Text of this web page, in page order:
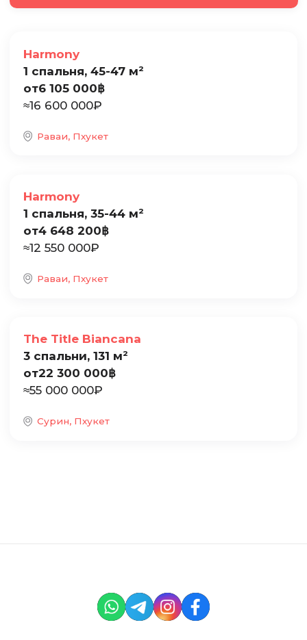
Harmony
1 спальня, 45-47 м²
от6 105 000฿
≈16 600 000₽
Раваи, Пхукет
Harmony
1 спальня, 35-44 м²
от4 648 200฿
≈12 550 000₽
Раваи, Пхукет
The Title Biancana
3 спальни, 131 м²
от22 300 000฿
≈55 000 000₽
Сурин, Пхукет